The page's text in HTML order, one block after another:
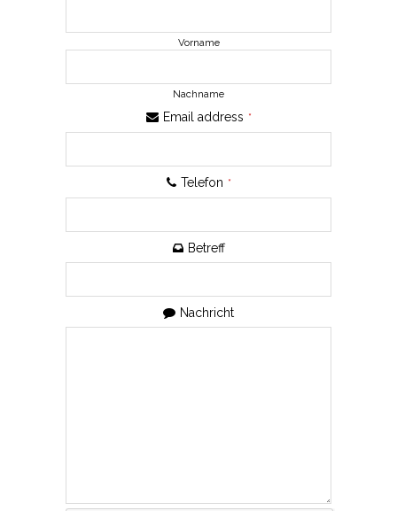
Vorname
Nachname
Email address *
Telefon *
Betreff
Nachricht